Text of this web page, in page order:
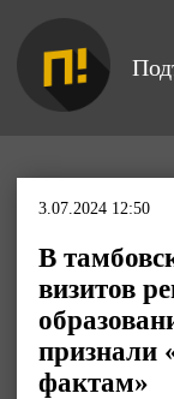
3.07.2024 12:50
В
визитов
признали
фактам»